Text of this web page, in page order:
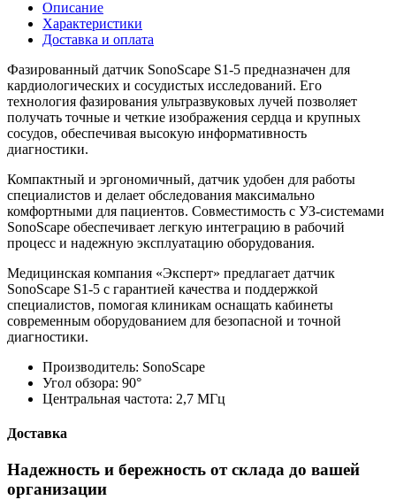
Описание
Характеристики
Доставка и оплата
Фазированный датчик SonoScape S1-5 предназначен для
кардиологических и сосудистых исследований. Его
технология фазирования ультразвуковых лучей позволяет
получать точные и четкие изображения сердца и крупных
сосудов, обеспечивая высокую информативность
диагностики.
Компактный и эргономичный, датчик удобен для работы
специалистов и делает обследования максимально
комфортными для пациентов. Совместимость с УЗ‑системами
SonoScape обеспечивает легкую интеграцию в рабочий
процесс и надежную эксплуатацию оборудования.
Медицинская компания «Эксперт» предлагает датчик
SonoScape S1-5 с гарантией качества и поддержкой
специалистов, помогая клиникам оснащать кабинеты
современным оборудованием для безопасной и точной
диагностики.
Производитель: SonoScape
Угол обзора: 90°
Центральная частота: 2,7 МГц
Доставка
Надежность и бережность от склада до вашей
организации